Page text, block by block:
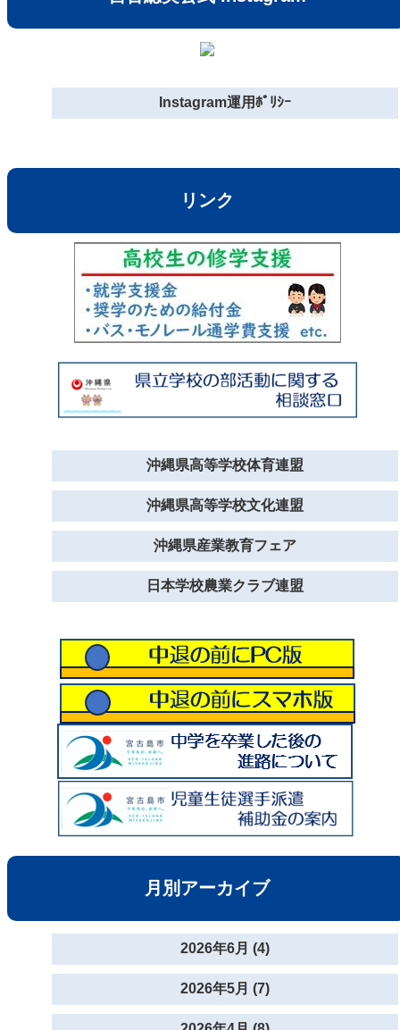
Instagram運用ﾎﾟﾘｼｰ
リンク
沖縄県高等学校体育連盟
沖縄県高等学校文化連盟
沖縄県産業教育フェア
日本学校農業クラブ連盟
月別アーカイブ
2026年6月 (4)
2026年5月 (7)